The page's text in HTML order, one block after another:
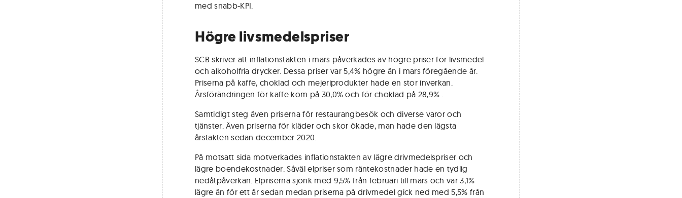
med snabb-KPI.
Högre livsmedelspriser
SCB skriver att inflationstakten i mars påverkades av högre priser för livsmedel
och alkoholfria drycker. Dessa priser var 5,4% högre än i mars föregående år.
Priserna på kaffe, choklad och mejeriprodukter hade en stor inverkan.
Årsförändringen för kaffe kom på 30,0% och för choklad på 28,9% .
Samtidigt steg även priserna för restaurangbesök och diverse varor och
tjänster. Även priserna för kläder och skor ökade, man hade den lägsta
årstakten sedan december 2020.
På motsatt sida motverkades inflationstakten av lägre drivmedelspriser och
lägre boendekostnader. Såväl elpriser som räntekostnader hade en tydlig
nedåtpåverkan. Elpriserna sjönk med 9,5% från februari till mars och var 3,1%
lägre än för ett år sedan medan priserna på drivmedel gick ned med 5,5% från